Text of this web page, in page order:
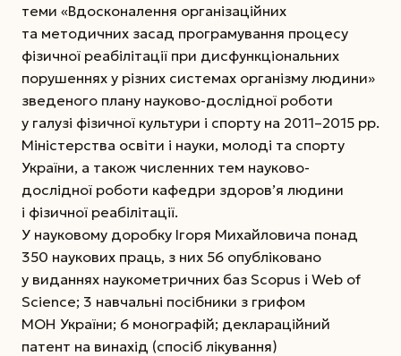
теми «Вдосконалення організаційних
та методичних засад програмування процесу
фізичної реабілітації при дисфункціональних
порушеннях у різних системах організму людини»
зведеного плану науково-дослідної роботи
у галузі фізичної культури і спорту на 2011–2015 рр.
Міністерства освіти і науки, молоді та спорту
України, а також численних тем науково-
дослідної роботи кафедри здоров’я людини
і фізичної реабілітації.
У науковому доробку Ігоря Михайловича понад
350 наукових праць, з них 56 опубліковано
у виданнях наукометричних баз Scopus і Web of
Science; 3 навчальні посібники з грифом
МОН України; 6 монографій; деклараційний
патент на винахід (спосіб лікування)